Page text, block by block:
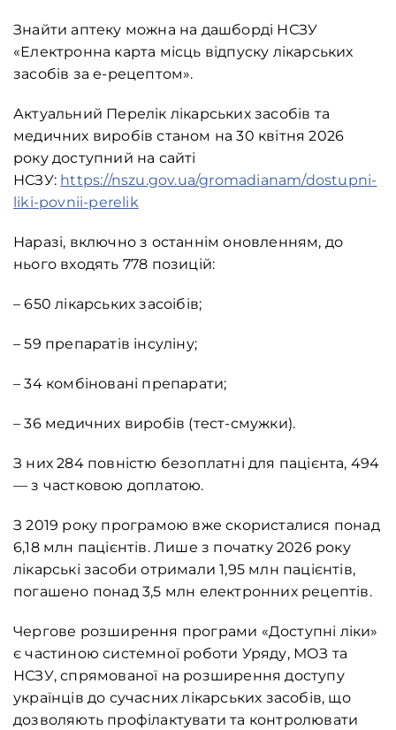
Знайти аптеку можна на дашборді НСЗУ
«Електронна карта місць відпуску лікарських
засобів за е-рецептом».
Актуальний Перелік лікарських засобів та
медичних виробів станом на 30 квітня 2026
року доступний на сайті
НСЗУ: https://nszu.gov.ua/gromadianam/dostupni-
liki-povnii-perelik
Наразі, включно з останнім оновленням, до
нього входять 778 позицій:
– 650 лікарських засоібів;
– 59 препаратів інсуліну;
– 34 комбіновані препарати;
– 36 медичних виробів (тест-смужки).
З них 284 повністю безоплатні для пацієнта, 494
— з частковою доплатою.
З 2019 року програмою вже скористалися понад
6,18 млн пацієнтів. Лише з початку 2026 року
лікарські засоби отримали 1,95 млн пацієнтів,
погашено понад 3,5 млн електронних рецептів.
Чергове розширення програми «Доступні ліки»
є частиною системної роботи Уряду, МОЗ та
НСЗУ, спрямованої на розширення доступу
українців до сучасних лікарських засобів, що
дозволяють профілактувати та контролювати